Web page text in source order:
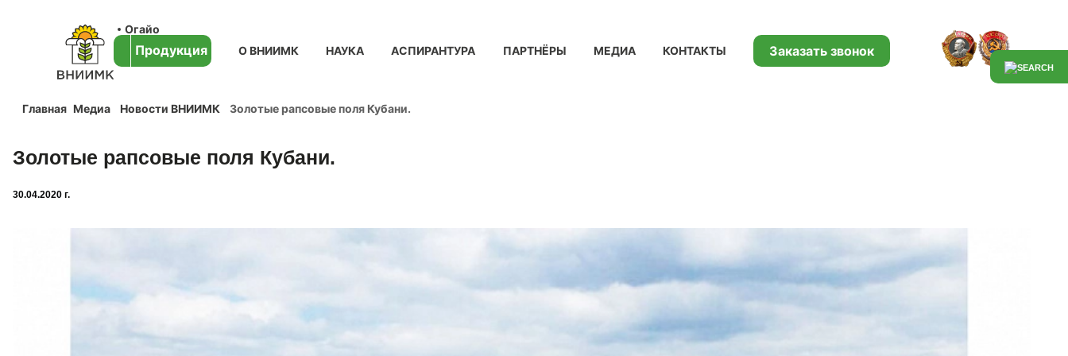
Огайо
Продукция О ВНИИМК НАУКА АСПИРАНТУРА ПАРТНЁРЫ МЕДИА КОНТАКТЫ Заказать звонок
Главная Медиа Новости ВНИИМК Золотые рапсовые поля Кубани.
Золотые рапсовые поля Кубани.
30.04.2020 г.